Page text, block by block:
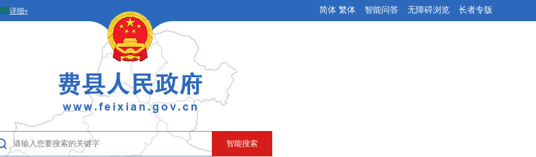
智能问答 无障碍浏览 长者专版
简体 繁体